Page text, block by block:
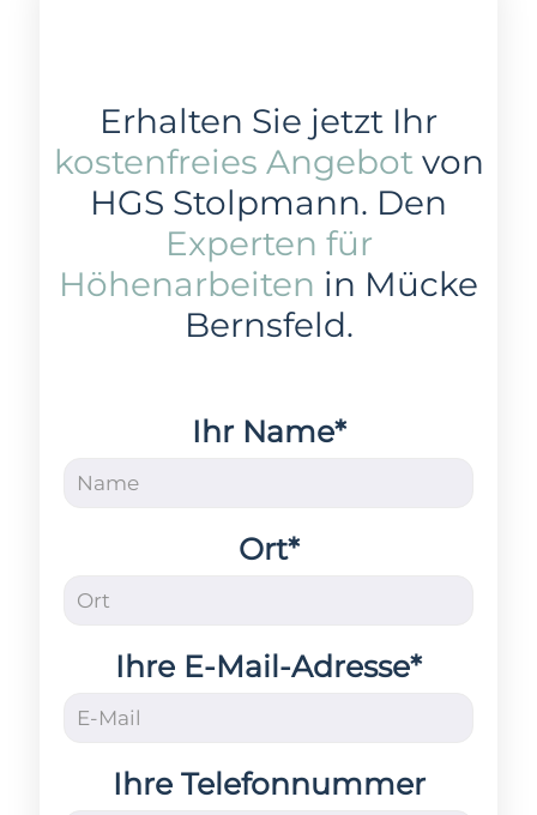
Erhalten Sie jetzt Ihr
kostenfreies Angebotvon
HGS Stolpmann. Den
Experten für
Höhenarbeiten in Mücke
Bernsfeld.
Ihr Name*
Ort*
Ihre E-Mail-Adresse*
Ihre Telefonnummer